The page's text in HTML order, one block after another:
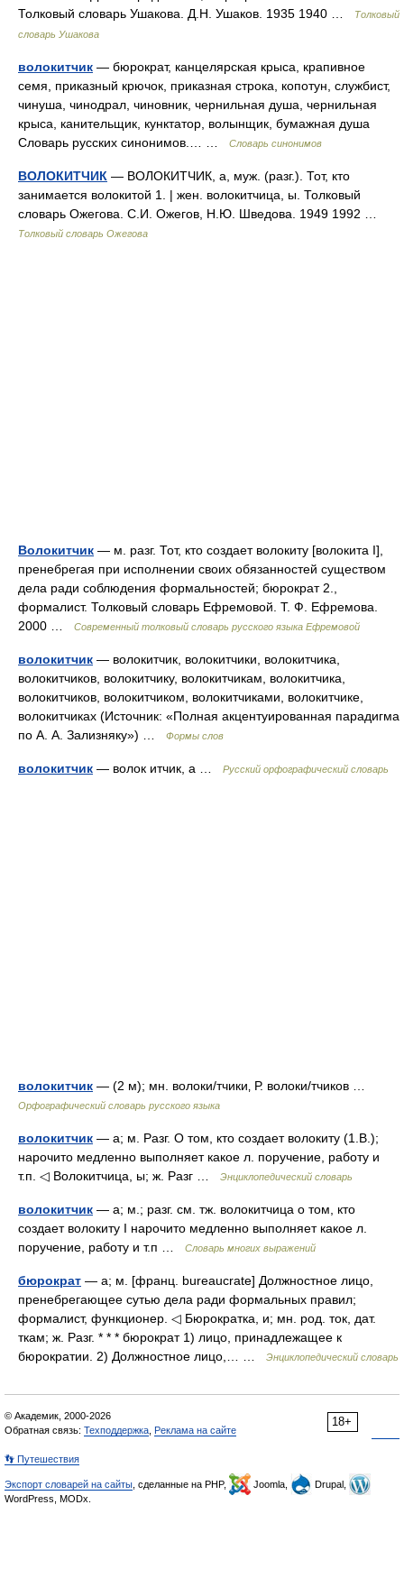
Толковый словарь Ушакова. Д.Н. Ушаков. 1935 1940 …
Толковый
словарь Ушакова
волокитчик — бюрократ, канцелярская крыса, крапивное
семя, приказный крючок, приказная строка, копотун, службист,
чинуша, чинодрал, чиновник, чернильная душа, чернильная
крыса, канительщик, кунктатор, волынщик, бумажная душа
Словарь русских синонимов.… …
Словарь синонимов
ВОЛОКИТЧИК — ВОЛОКИТЧИК, а, муж. (разг.). Тот, кто
занимается волокитой 1. | жен. волокитчица, ы. Толковый
словарь Ожегова. С.И. Ожегов, Н.Ю. Шведова. 1949 1992 …
Толковый словарь Ожегова
Волокитчик — м. разг. Тот, кто создает волокиту [волокита I],
пренебрегая при исполнении своих обязанностей существом
дела ради соблюдения формальностей; бюрократ 2.,
формалист. Толковый словарь Ефремовой. Т. Ф. Ефремова.
2000 …
Современный толковый словарь русского языка Ефремовой
волокитчик — волокитчик, волокитчики, волокитчика,
волокитчиков, волокитчику, волокитчикам, волокитчика,
волокитчиков, волокитчиком, волокитчиками, волокитчике,
волокитчиках (Источник: «Полная акцентуированная парадигма
по А. А. Зализняку») …
Формы слов
волокитчик — волок итчик, а … Русский орфографический словарь
волокитчик — (2 м); мн. волоки/тчики‚ Р. волоки/тчиков …
Орфографический словарь русского языка
волокитчик — а; м. Разг. О том, кто создает волокиту (1.В.);
нарочито медленно выполняет какое л. поручение, работу и
т.п. ◁ Волокитчица, ы; ж. Разг …
Энциклопедический словарь
волокитчик — а; м.; разг. см. тж. волокитчица о том, кто
создает волокиту I нарочито медленно выполняет какое л.
поручение, работу и т.п …
Словарь многих выражений
бюрократ — а; м. [франц. bureaucrate] Должностное лицо,
пренебрегающее сутью дела ради формальных правил;
формалист, функционер. ◁ Бюрократка, и; мн. род. ток, дат.
ткам; ж. Разг. * * * бюрократ 1) лицо, принадлежащее к
бюрократии. 2) Должностное лицо,… …
Энциклопедический словарь
18+
© Академик, 2000-2026
Обратная связь: Техподдержка Реклама на сайте
👣 Путешествия
Экспорт словарей на сайты , сделанные на PHP, Joomla,
Drupal,
WordPress, MODx.